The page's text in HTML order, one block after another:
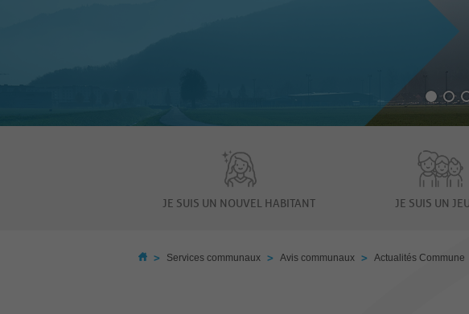
JE SUIS UN NOUVEL HABITANT JE SUIS UN
> Services communaux > Avis communaux > Actualités Commune